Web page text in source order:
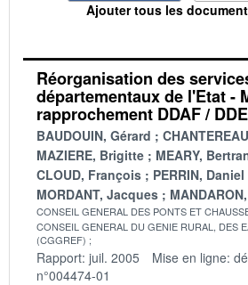
Ajouter tous les
Réorganisation des
départementaux de l'Etat -
rapprochement DDAF / DDE
BAUDOUIN, Gérard
MAZIERE, Brigitte
MEARY,
CLOUD, François
PERRIN, Daniel
MORDANT, Jacques
CONSEIL GENERAL DES PONTS ET
CONSEIL GENERAL DU GENIE RURAL, DES
(CGGREF)
Rapport: juil. 2005 Mise en ligne:
n°004474-01